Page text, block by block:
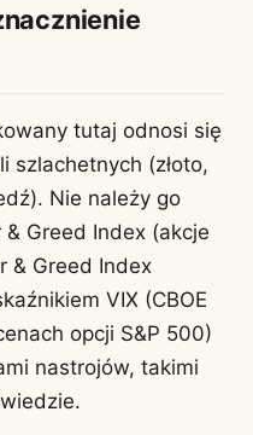
tutaj odnosi się
szlachetnych (złoto,
Nie należy go
Greed Index (akcje
& Greed Index
VIX (CBOE
opcji S&P 500)
nastrojów, takimi